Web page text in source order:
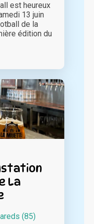
est heureux
13 juin
de la
édition du
La
(85)